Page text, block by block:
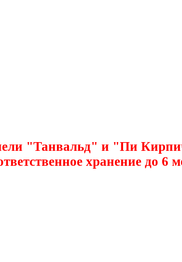
"Танвальд" и "Пи
хранение до 6